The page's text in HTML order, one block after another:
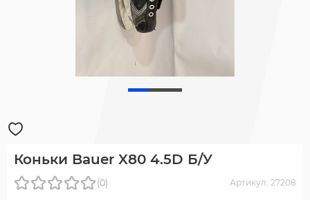
Коньки Bauer X80 4.5D Б/У
(0) Артикул: 27208